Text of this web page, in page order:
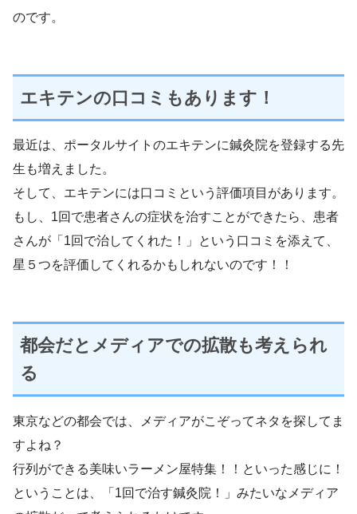
のです。
エキテンの口コミもあります！
最近は、ポータルサイトのエキテンに鍼灸院を登録する先
生も増えました。
そして、エキテンには口コミという評価項目があります。
もし、1回で患者さんの症状を治すことができたら、患者
さんが「1回で治してくれた！」という口コミを添えて、
星５つを評価してくれるかもしれないのです！！
都会だとメディアでの拡散も考えられ
る
東京などの都会では、メディアがこぞってネタを探してま
すよね？
行列ができる美味いラーメン屋特集！！といった感じに！
ということは、「1回で治す鍼灸院！」みたいなメディア